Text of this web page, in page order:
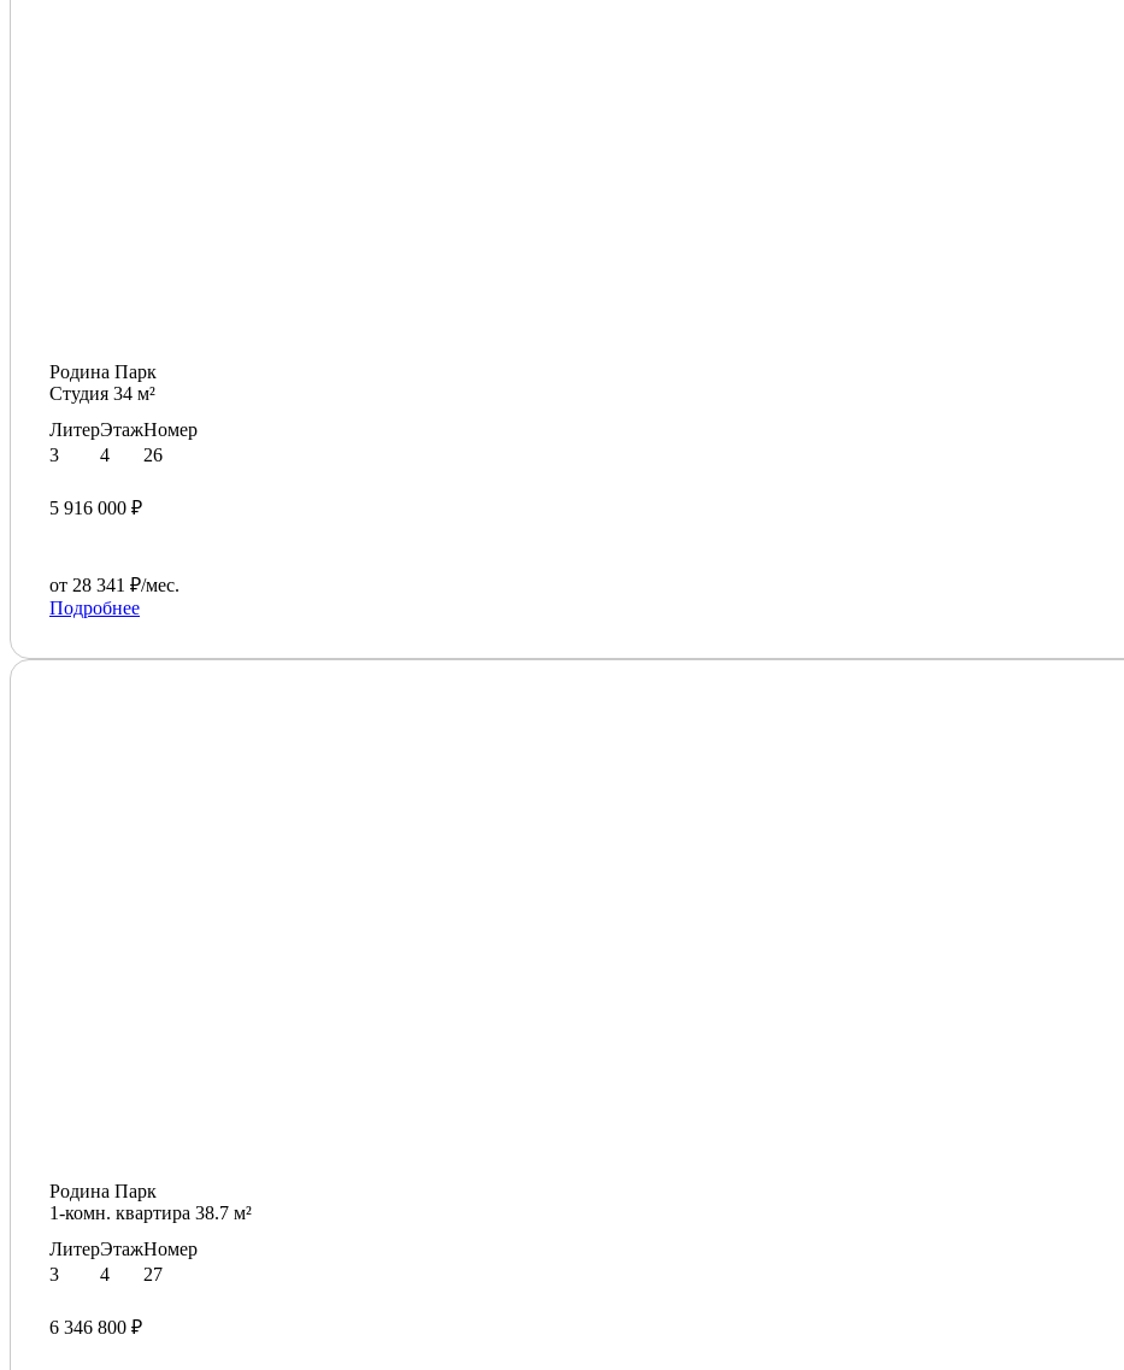
Родина Парк
Студия 34 м²
Литер
3
Этаж
4
Номер
26
5 916 000 ₽
от 28 341 ₽/мес.
Подробнее
Родина Парк
1-комн. квартира 38.7 м²
Литер
3
Этаж
4
Номер
27
6 346 800 ₽